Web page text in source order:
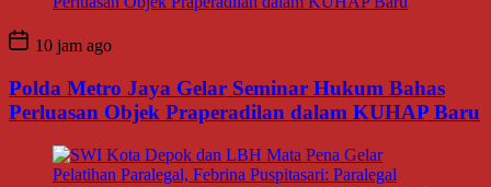
10 jam ago
Polda Metro Jaya Gelar Seminar Hukum Bahas
Perluasan Objek Praperadilan dalam KUHAP Baru